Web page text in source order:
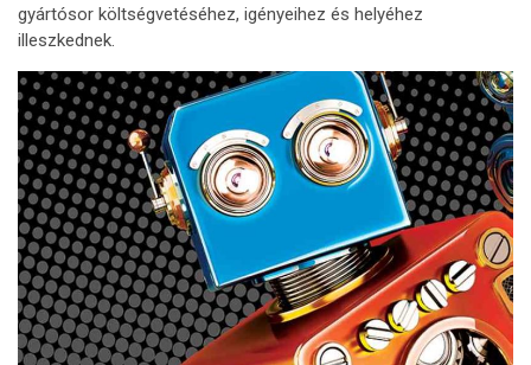
gyártósor költségvetéséhez, igényeihez és helyéhez
illeszkednek.